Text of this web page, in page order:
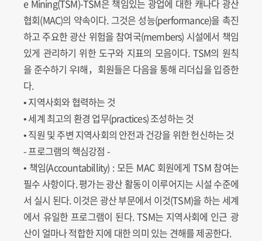
e Mining(TSM)-TSM은 책임있는 광업에 대한 캐나다 광산
협회(MAC)의 약속이다. 그것은 성능(performance)을 촉진
하고 주요한 광산 위험을 참여국(members) 시설에서 책임
있게 관리하기 위한 도구와 지표의 모음이다. TSM의 원칙
을 준수하기 우I해，회원들은 다음을 통해 리더십을 입증한
다.
• 지역사회와 협력하는 것
• 세계 최고의 환경 업무(practices) 조성하는 것
• 직원 및 주변 지역사회의 안전과 건강을 위한 헌신하는 것
- 프로그램의 핵심강점 -
• 책임(Accountabillity) : 모든 MAC 회원에게 TSM 참여는
필수 사항이다. 평가는 광산 활동이 이루어지는 시설 수준에
서 실시 된다. 이것은 광산 부문에서 이것(TSM)을 하는 세계
에서 유일한 프로그램이 된다. TSM는 지역사회에 인근 광
산이 얼마나 적합한 지에 대한 의미 있는 견해를 제공한다.